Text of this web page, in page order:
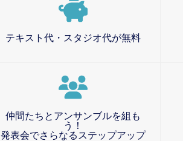
テキスト代・スタジオ代が無料
仲間たちとアンサンブルを組も
う！
発表会でさらなるステップアップ